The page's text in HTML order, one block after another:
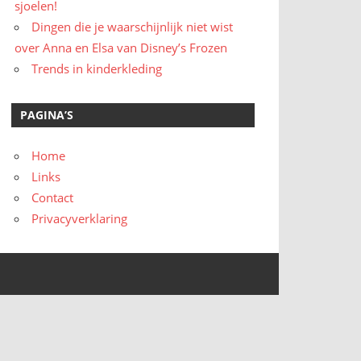
sjoelen!
Dingen die je waarschijnlijk niet wist
over Anna en Elsa van Disney’s Frozen
Trends in kinderkleding
PAGINA’S
Home
Links
Contact
Privacyverklaring